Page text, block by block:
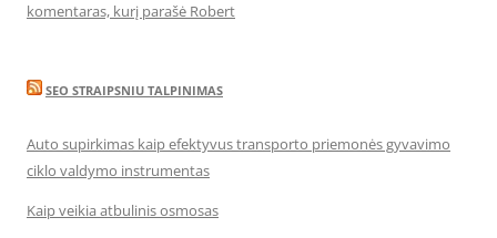
komentaras, kurį parašė Robert
SEO STRAIPSNIU TALPINIMAS
Auto supirkimas kaip efektyvus transporto priemonės gyvavimo
ciklo valdymo instrumentas
Kaip veikia atbulinis osmosas